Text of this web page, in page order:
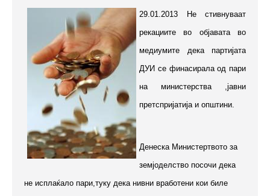
29.01.2013 Не стивнуваат
рекациите во објавата во
медиумите дека партијата
ДУИ се финасирала од пари
на министерства ,јавни
претспријатија и општини.
Денеска Министертвото за
земјоделство посочи дека
не исплаќало пари,туку дека нивни вработени кои биле